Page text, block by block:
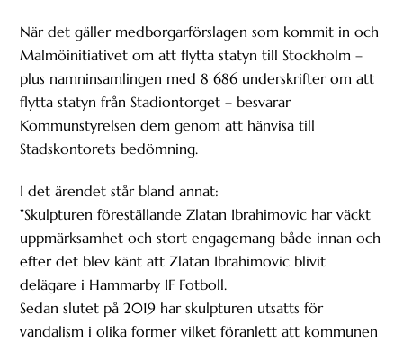
När det gäller medborgarförslagen som kommit in och
Malmöinitiativet om att flytta statyn till Stockholm –
plus namninsamlingen med 8 686 underskrifter om att
flytta statyn från Stadiontorget – besvarar
Kommunstyrelsen dem genom att hänvisa till
Stadskontorets bedömning.
I det ärendet står bland annat:
”Skulpturen föreställande Zlatan Ibrahimovic har väckt
uppmärksamhet och stort engagemang både innan och
efter det blev känt att Zlatan Ibrahimovic blivit
delägare i Hammarby IF Fotboll.
Sedan slutet på 2019 har skulpturen utsatts för
vandalism i olika former vilket föranlett att kommunen